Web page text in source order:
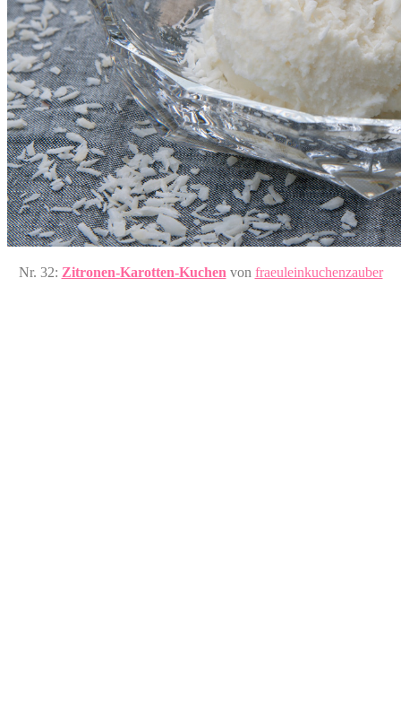
Nr. 32: Zitronen-Karotten-Kuchenvon fraeuleinkuchenzauber